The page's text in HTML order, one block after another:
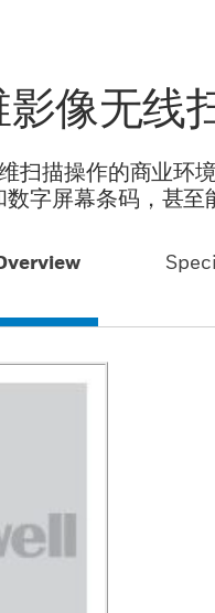
像无线
扫描操作的商业环
字屏幕条码，甚至